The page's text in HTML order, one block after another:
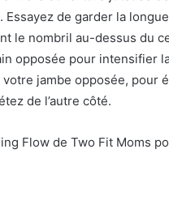
de garder la
le nombril au-dessus du
opposée pour intensifier
jambe opposée, pour
de l’autre côté.
Flow de Two Fit Moms